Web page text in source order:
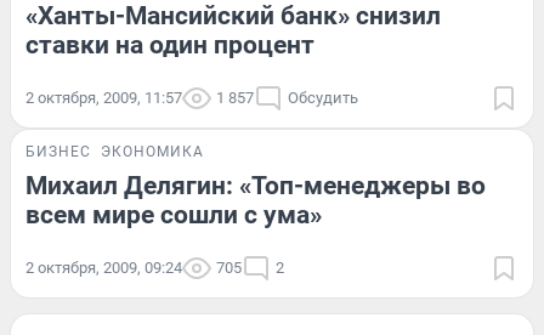
«Ханты-Мансийский банк» снизил
ставки на один процент
2 октября, 2009, 11:57 1 857 Обсудить
БИЗНЕС ЭКОНОМИКА
Михаил Делягин: «Топ-менеджеры во
всем мире сошли с ума»
2 октября, 2009, 09:24 705 2